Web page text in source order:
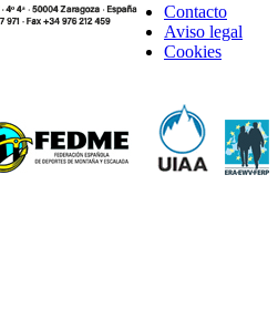
Contacto
Aviso legal
Cookies